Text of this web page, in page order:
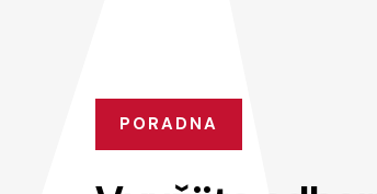
PORADNA